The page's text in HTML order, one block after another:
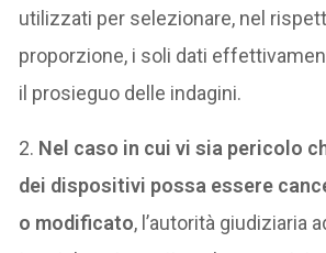
utilizzati per selezionare, nel
proporzione, i soli dati
il prosieguo delle indagini.
2. Nel caso in cui vi sia pericolo
dei dispositivi possa essere
o modificato, l’autorità giudiziaria